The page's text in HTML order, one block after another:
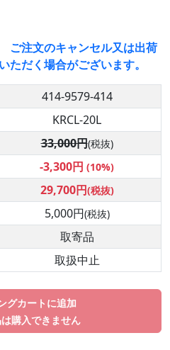
ご注文のキャンセル又は出荷
ただく場合がございます。
414-9579-414
KRCL-20L
33,000円(税抜)
-3,300円 (10%)
29,700円(税抜)
5,000円(税抜)
取寄品
取扱中止
グカートに追加
購入できません